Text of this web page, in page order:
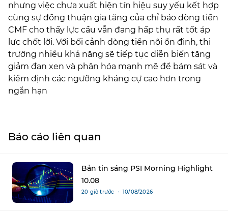
nhưng việc chưa xuất hiện tín hiệu suy yếu kết hợp
cùng sự đồng thuận gia tăng của chỉ báo dòng tiền
CMF cho thấy lực cầu vẫn đang hấp thụ rất tốt áp
lực chốt lời. Với bối cảnh dòng tiền nội ổn định, thị
trường nhiều khả năng sẽ tiếp tục diễn biến tăng
giảm đan xen và phân hóa mạnh mẽ để bám sát và
kiểm định các ngưỡng kháng cự cao hơn trong
ngắn hạn
Báo cáo liên quan
Bản tin sáng PSI Morning Highlight
10.08
20 giờ trước ・ 10/08/2026